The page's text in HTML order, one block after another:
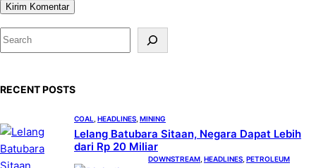
S
e
r
h
RECENT POSTS
COAL HEADLINES MINING
Lelang Batubara Sitaan, Negara Dapat Lebih
dari Rp 20 Miliar
DOWNSTREAM HEADLINES PETROLEUM